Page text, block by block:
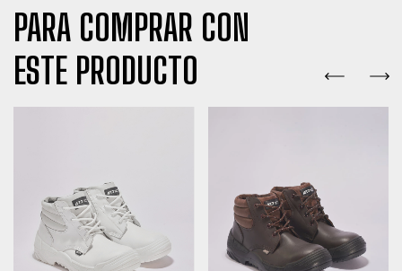
PARA COMPRAR CON
ESTE PRODUCTO